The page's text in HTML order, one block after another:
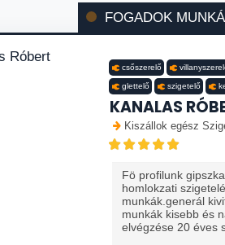
FOGADOK
csőszerelő
glettelő szigetelő
KANALAS
Kiszállok egész
Fö profilunk
homlokzati
munkák.generál
munkák kisebb és
elvégzése 20 éves